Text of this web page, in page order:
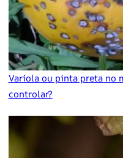
Varíola ou pinta preta no
controlar?